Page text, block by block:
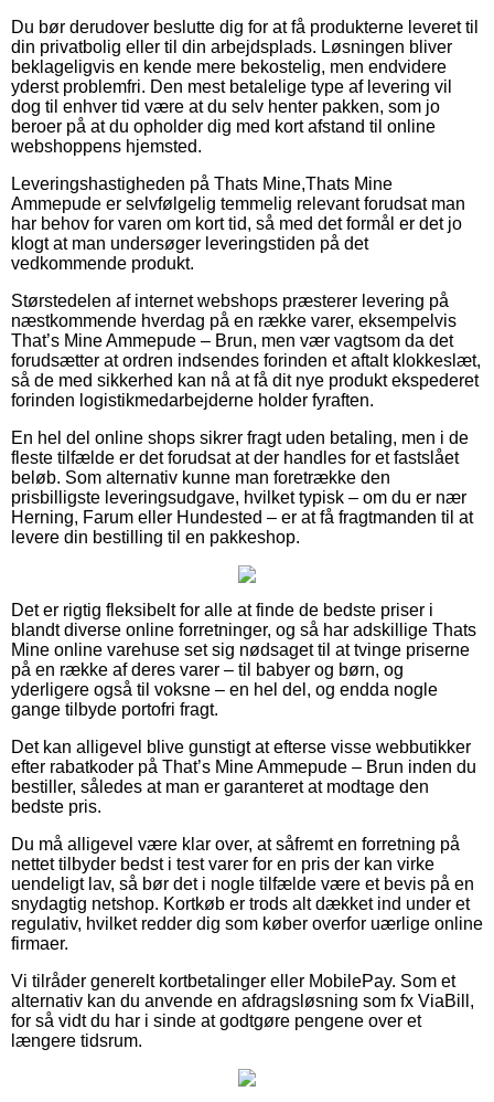
Du bør derudover beslutte dig for at få produkterne leveret til
din privatbolig eller til din arbejdsplads. Løsningen bliver
beklageligvis en kende mere bekostelig, men endvidere
yderst problemfri. Den mest betalelige type af levering vil
dog til enhver tid være at du selv henter pakken, som jo
beroer på at du opholder dig med kort afstand til online
webshoppens hjemsted.
Leveringshastigheden på Thats Mine,Thats Mine
Ammepude er selvfølgelig temmelig relevant forudsat man
har behov for varen om kort tid, så med det formål er det jo
klogt at man undersøger leveringstiden på det
vedkommende produkt.
Størstedelen af internet webshops præsterer levering på
næstkommende hverdag på en række varer, eksempelvis
That’s Mine Ammepude – Brun, men vær vagtsom da det
forudsætter at ordren indsendes forinden et aftalt klokkeslæt,
så de med sikkerhed kan nå at få dit nye produkt ekspederet
forinden logistikmedarbejderne holder fyraften.
En hel del online shops sikrer fragt uden betaling, men i de
fleste tilfælde er det forudsat at der handles for et fastslået
beløb. Som alternativ kunne man foretrække den
prisbilligste leveringsudgave, hvilket typisk – om du er nær
Herning, Farum eller Hundested – er at få fragtmanden til at
levere din bestilling til en pakkeshop.
Det er rigtig fleksibelt for alle at finde de bedste priser i
blandt diverse online forretninger, og så har adskillige Thats
Mine online varehuse set sig nødsaget til at tvinge priserne
på en række af deres varer – til babyer og børn, og
yderligere også til voksne – en hel del, og endda nogle
gange tilbyde portofri fragt.
Det kan alligevel blive gunstigt at efterse visse webbutikker
efter rabatkoder på That’s Mine Ammepude – Brun inden du
bestiller, således at man er garanteret at modtage den
bedste pris.
Du må alligevel være klar over, at såfremt en forretning på
nettet tilbyder bedst i test varer for en pris der kan virke
uendeligt lav, så bør det i nogle tilfælde være et bevis på en
snydagtig netshop. Kortkøb er trods alt dækket ind under et
regulativ, hvilket redder dig som køber overfor uærlige online
firmaer.
Vi tilråder generelt kortbetalinger eller MobilePay. Som et
alternativ kan du anvende en afdragsløsning som fx ViaBill,
for så vidt du har i sinde at godtgøre pengene over et
længere tidsrum.